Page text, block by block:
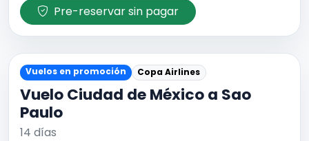
Pre-reservar sin pagar
Vuelos en promoción Copa Airlines
Vuelo Ciudad de México a Sao
Paulo
14 días